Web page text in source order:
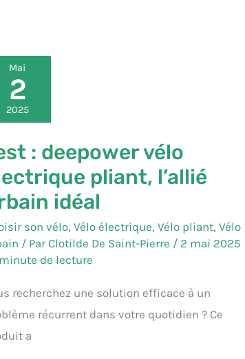
Mai
2
2025
: deepower vélo
pliant, l’allié
idéal
son vélo, Vélo électrique, Vélo pliant, Vélo
/ ParClotilde De Saint-Pierre / 2 mai 2025
de lecture
recherchez une solution efficace à un
récurrent dans votre quotidien ? Ce
a
Test
deepower
vélo